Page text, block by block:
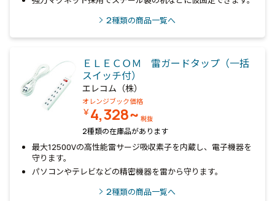
2種類の商品一覧へ
ＥＬＥＣＯＭ 雷ガードタップ（一括
スイッチ付）
エレコム（株）
オレンジブック価格
￥4,328~ 税抜
2種類の在庫品があります
最大12500Vの高性能雷サージ吸収素子を内蔵し、電子機器を
守ります。
パソコンやテレビなどの精密機器を雷から守ります。
2種類の商品一覧へ